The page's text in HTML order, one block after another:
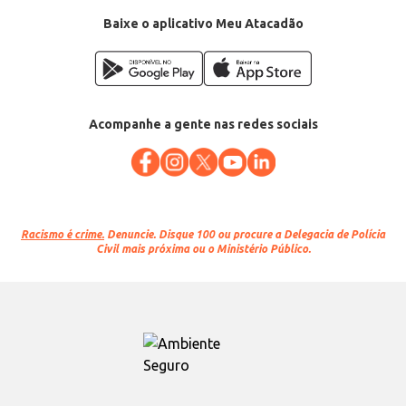
Baixe o aplicativo Meu Atacadão
Acompanhe a gente nas redes sociais
Racismo é crime. Denuncie. Disque 100 ou procure a Delegacia de Polícia
Civil mais próxima ou o Ministério Público.